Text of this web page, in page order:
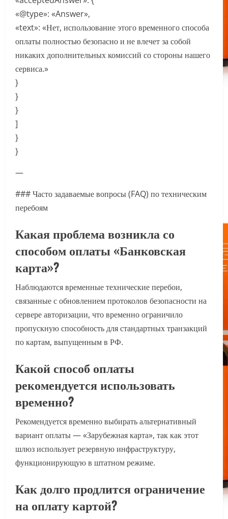
«@type»: «Answer»,
«text»: «Нет, использование этого временного способа
оплаты полностью безопасно и не влечет за собой
никаких дополнительных комиссий со стороны нашего
сервиса.»
}
}
}
]
}
}
—
### Часто задаваемые вопросы (FAQ) по техническим
перебоям
Какая проблема возникла со
способом оплаты «Банковская
карта»?
Наблюдаются временные технические перебои,
связанные с обновлением протоколов безопасности на
сервере авторизации, что временно ограничило
пропускную способность для стандартных транзакций
по картам, выпущенным в РФ.
Какой способ оплаты
рекомендуется использовать
временно?
Рекомендуется временно выбирать альтернативный
вариант оплаты — «Зарубежная карта», так как этот
шлюз использует резервную инфраструктуру,
функционирующую в штатном режиме.
Как долго продлится ограничение
на оплату картой?